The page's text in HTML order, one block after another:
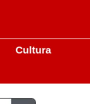
Cultura